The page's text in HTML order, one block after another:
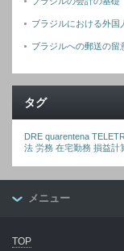
ブラジルにおける外国
ブラジルへの郵送の留
タグ
DRE quarentena
法 労務 在宅勤務 損益計
メニュー
TOP